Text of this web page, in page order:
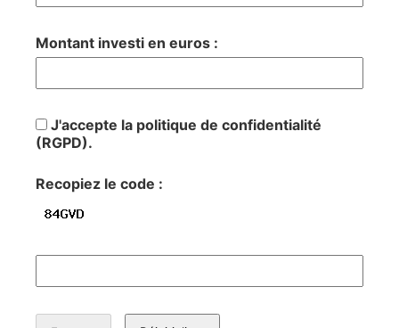
Montant investi en euros :
J'accepte la politique de confidentialité
(RGPD).
Recopiez le code :